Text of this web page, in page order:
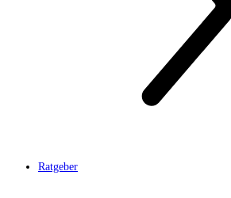
Ratgeber